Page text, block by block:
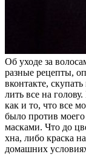
Об уходе за
разные рецепты,
вконтакте,
лить все на
как и то, что все
было против
масками. Что до
хна, либо краска
домашних